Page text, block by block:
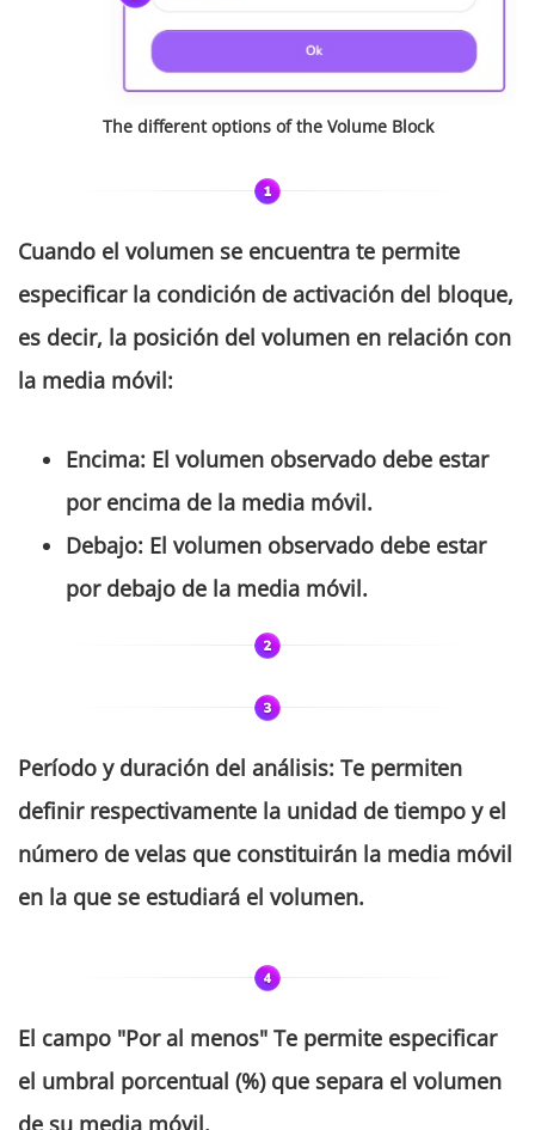
The different options of the Volume Block
Cuando el volumen se encuentra te permite
especificar la condición de activación del bloque,
es decir, la posición del volumen en relación con
la media móvil:
Encima: El volumen observado debe estar
por encima de la media móvil.
Debajo: El volumen observado debe estar
por debajo de la media móvil.
Período y duración del análisis: Te permiten
definir respectivamente la unidad de tiempo y el
número de velas que constituirán la media móvil
en la que se estudiará el volumen.
El campo "Por al menos" Te permite especificar
el umbral porcentual (%) que separa el volumen
de su media móvil.